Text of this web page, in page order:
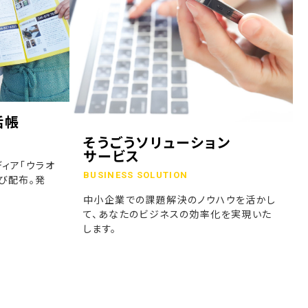
帳
ア「ウラオ
配布。発
そうごうソリューション
サービス
BUSINESS SOLUTION
中小企業での課題解決のノウハウを活かし
て、あなたのビジネスの効率化を実現いた
します。